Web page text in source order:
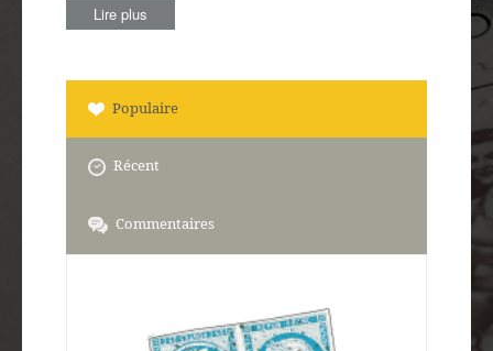
Lire plus
Populaire
Récent
Commentaires